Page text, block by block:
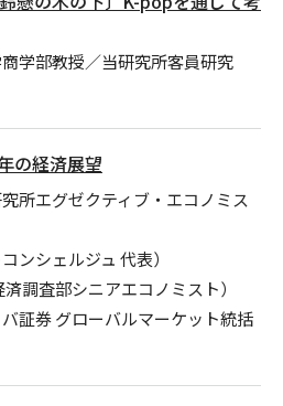
学部教授／当研究所客員研究
の経済展望
所エグゼクティブ・エコノミス
ンシェルジュ 代表）
調査部シニアエコノミスト）
証券 グローバルマーケット統括